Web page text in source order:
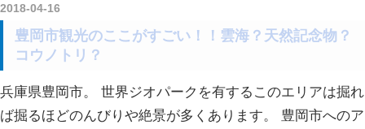
2018-04-16
豊岡市観光のここがすごい！！雲海？天然記念物？
コウノトリ？
兵庫県豊岡市。 世界ジオパークを有するこのエリアは掘れ
ば掘るほどのんびりや絶景が多くあります。 豊岡市へのア